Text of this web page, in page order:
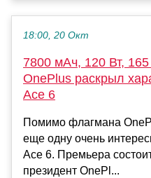
18:00, 20 Окт
7800 мАч, 120 Вт,
OnePlus раскрыл
Ace 6
Помимо флагмана
еще одну очень
Ace 6. Премьера
президент OnePl...